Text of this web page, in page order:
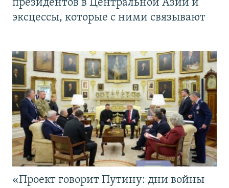
президентов в Центральной Азии и
эксцессы, которые с ними связывают
«Проект говорит Путину: дни войны